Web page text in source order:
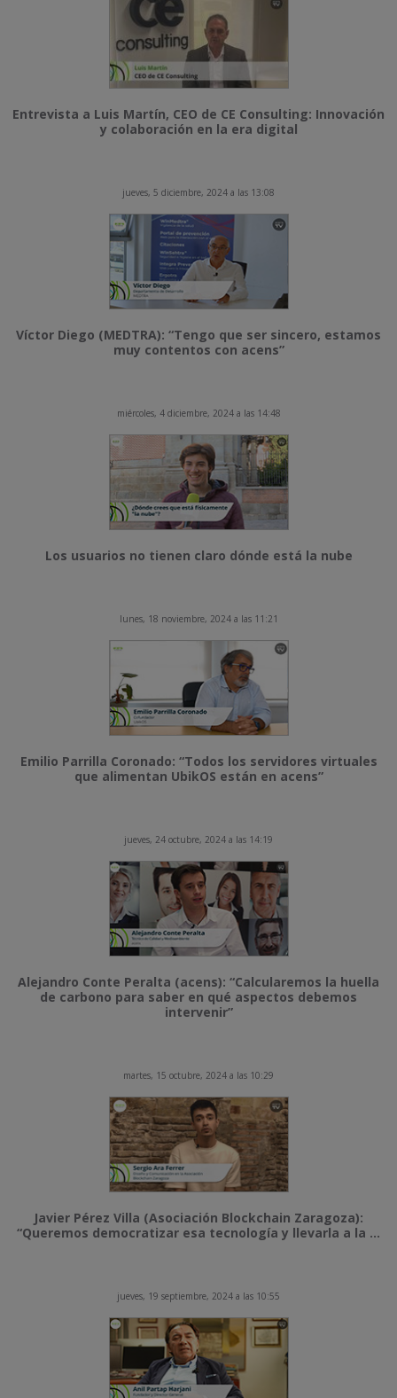
Entrevista a Luis Martín, CEO de CE Consulting: Innovación
y colaboración en la era digital
jueves, 5 diciembre, 2024 a las 13:08
Víctor Diego (MEDTRA): “Tengo que ser sincero, estamos
muy contentos con acens”
miércoles, 4 diciembre, 2024 a las 14:48
Los usuarios no tienen claro dónde está la nube
lunes, 18 noviembre, 2024 a las 11:21
Emilio Parrilla Coronado: “Todos los servidores virtuales
que alimentan UbikOS están en acens”
jueves, 24 octubre, 2024 a las 14:19
Alejandro Conte Peralta (acens): “Calcularemos la huella
de carbono para saber en qué aspectos debemos
intervenir”
martes, 15 octubre, 2024 a las 10:29
Javier Pérez Villa (Asociación Blockchain Zaragoza):
“Queremos democratizar esa tecnología y llevarla a la ...
jueves, 19 septiembre, 2024 a las 10:55